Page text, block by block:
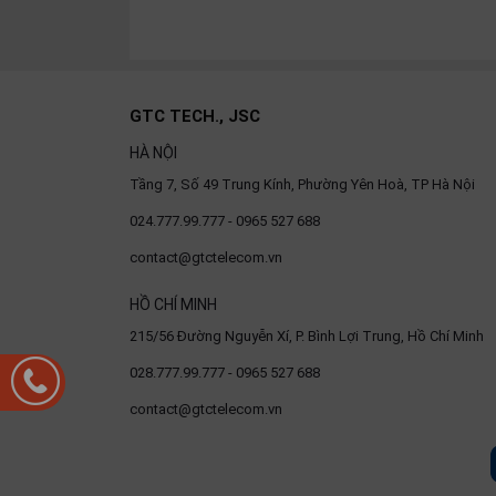
GTC TECH., JSC
HÀ NỘI
Tầng 7, Số 49 Trung Kính, Phường Yên Hoà, TP Hà Nội
024.777.99.777 - 0965 527 688
contact@gtctelecom.vn
HỒ CHÍ MINH
215/56 Đường Nguyễn Xí, P. Bình Lợi Trung, Hồ Chí Minh
028.777.99.777 - 0965 527 688
contact@gtctelecom.vn
Tiếng
việt